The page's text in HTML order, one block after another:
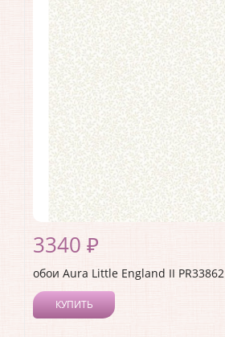
3340 ₽
обои Aura Little England II PR33862
КУПИТЬ